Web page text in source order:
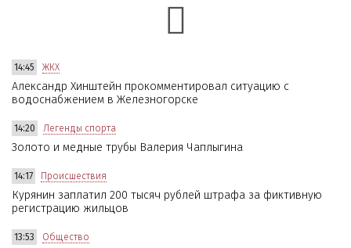
14:45 ЖКХ
Александр Хинштейн прокомментировал ситуацию с
водоснабжением в Железногорске
14:20 Легенды спорта
Золото и медные трубы Валерия Чаплыгина
14:17 Происшествия
Курянин заплатил 200 тысяч рублей штрафа за фиктивную
регистрацию жильцов
13:53 Общество